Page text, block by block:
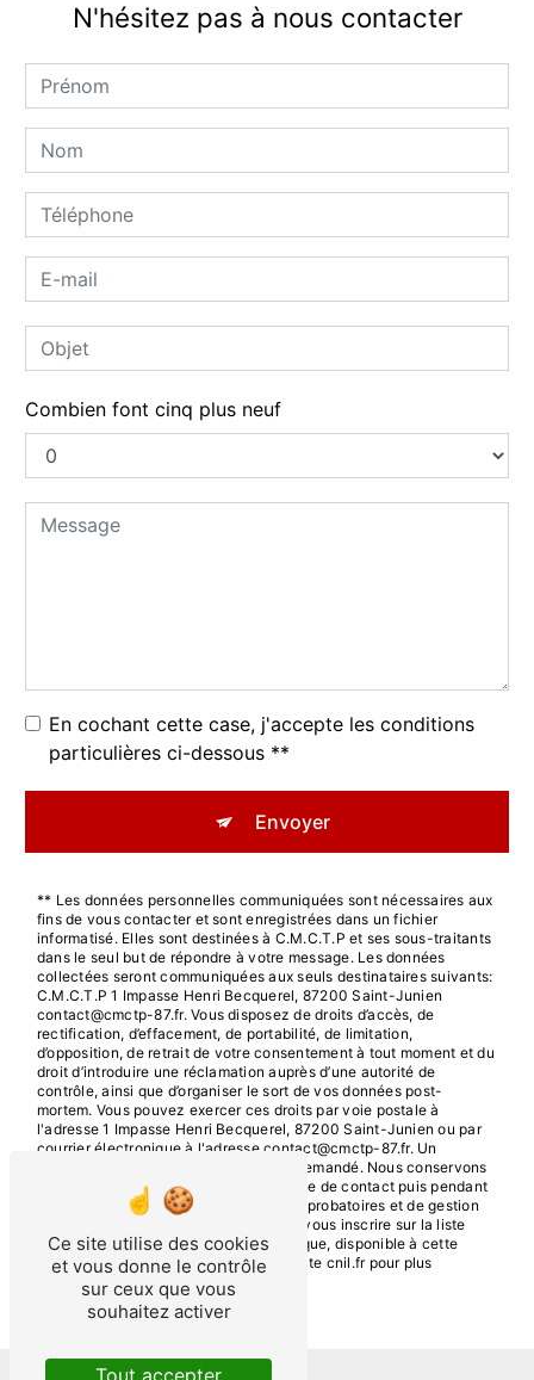
N'hésitez pas à nous contacter
Combien font cinq plus neuf
En cochant cette case, j'accepte les conditions
particulières ci-dessous **
Envoyer
** Les données personnelles communiquées sont nécessaires aux
fins de vous contacter et sont enregistrées dans un fichier
informatisé. Elles sont destinées à C.M.C.T.P et ses sous-traitants
dans le seul but de répondre à votre message. Les données
collectées seront communiquées aux seuls destinataires suivants:
C.M.C.T.P 1 Impasse Henri Becquerel, 87200 Saint-Junien
contact@cmctp-87.fr. Vous disposez de droits d’accès, de
rectification, d’effacement, de portabilité, de limitation,
d’opposition, de retrait de votre consentement à tout moment et du
droit d’introduire une réclamation auprès d’une autorité de
contrôle, ainsi que d’organiser le sort de vos données post-
mortem. Vous pouvez exercer ces droits par voie postale à
l'adresse 1 Impasse Henri Becquerel, 87200 Saint-Junien ou par
courrier électronique à l'adresse contact@cmctp-87.fr. Un
justificatif d'identité pourra vous être demandé. Nous conservons
vos données pendant la période de prise de contact puis pendant
la durée de prescription légale aux fins probatoires et de gestion
des contentieux. Vous avez le droit de vous inscrire sur la liste
d'opposition au démarchage téléphonique, disponible à cette
adresse: Bloctel.gouv.fr. Consultez le site cnil.fr pour plus
d’informations sur vos droits.
Ce site utilise des cookies
et vous donne le contrôle
sur ceux que vous
souhaitez activer
Tout accepter